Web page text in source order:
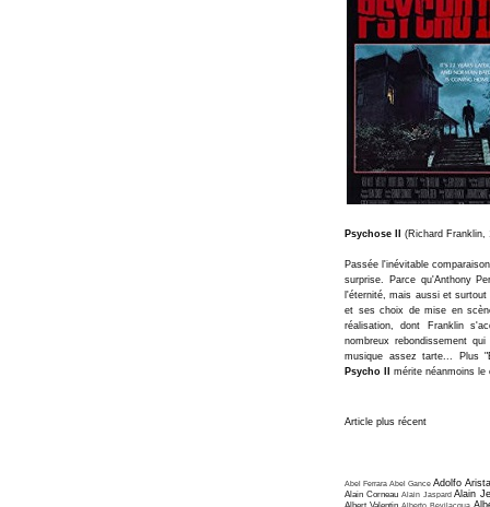
Psychose II (Richard Franklin,
Passée l'inévitable
surprise. Parce qu'Anthony
l'éternité, mais aussi et
et ses choix de mise en
réalisation, dont Franklin
nombreux rebondissement
musique assez tarte... Plus
Psycho II
mérite néanmoins
Article plus récent
Abel Ferrara Abel Gance Adolfo
Alain Corneau Alain Jaspard Alain